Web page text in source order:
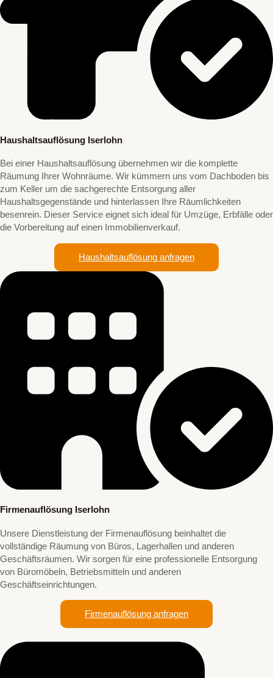
Haushaltsauflösung Iserlohn
Bei einer Haushaltsauflösung übernehmen wir die komplette
Räumung Ihrer Wohnräume. Wir kümmern uns vom Dachboden bis
zum Keller um die sachgerechte Entsorgung aller
Haushaltsgegenstände und hinterlassen Ihre Räumlichkeiten
besenrein. Dieser Service eignet sich ideal für Umzüge, Erbfälle oder
die Vorbereitung auf einen Immobilienverkauf.
Haushaltsauflösung anfragen
Firmenauflösung Iserlohn
Unsere Dienstleistung der Firmenauflösung beinhaltet die
vollständige Räumung von Büros, Lagerhallen und anderen
Geschäftsräumen. Wir sorgen für eine professionelle Entsorgung
von Büromöbeln, Betriebsmitteln und anderen
Geschäftseinrichtungen.
Firmenauflösung anfragen